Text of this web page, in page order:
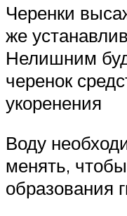
Черенки
же
Нелишним
черенок
укоренения
Воду
менять,
образования